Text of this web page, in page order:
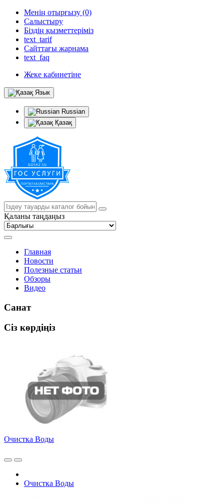
Менің отырғызу (0)
Салыстыру
Біздің қызметтеріміз
text_tarif
Сайттағы жарнама
text_faq
Жеке кабинетіне
Язык
Russian
Қазақ
Қаланы таңдаңыз
Главная
Новости
Полезные статьи
Обзоры
Видео
Санат
Сіз көрдіңіз
Очистка Воды
Очистка Воды